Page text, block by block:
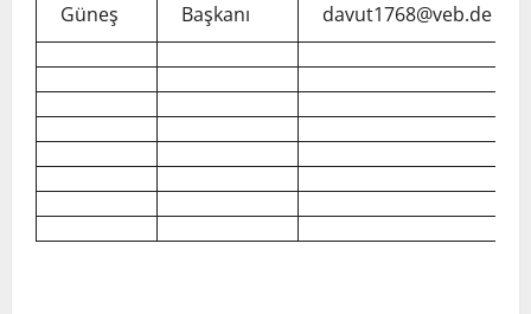
Güneş
Başkanı
davut1768@veb.de